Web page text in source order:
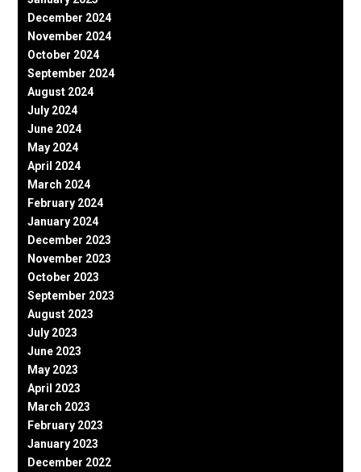
December 2024
November 2024
October 2024
September 2024
August 2024
July 2024
June 2024
May 2024
April 2024
March 2024
February 2024
January 2024
December 2023
November 2023
October 2023
September 2023
August 2023
July 2023
June 2023
May 2023
April 2023
March 2023
February 2023
January 2023
December 2022